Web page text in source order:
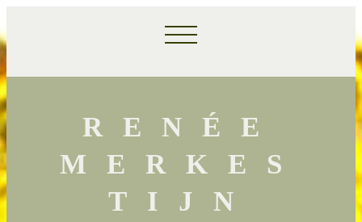
RENÉE
MERKES
TIJN